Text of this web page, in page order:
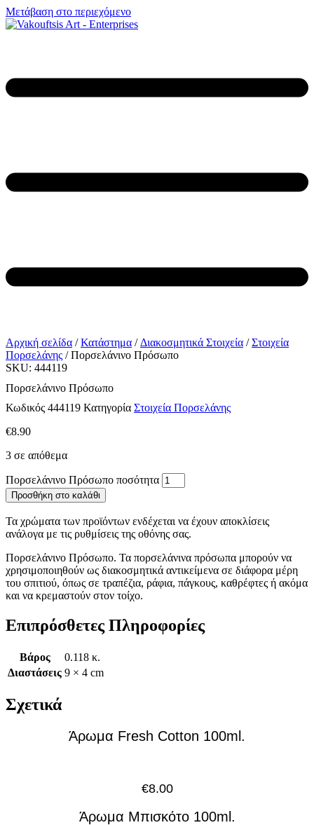
Μετάβαση στο περιεχόμενο
Αρχική σελίδα /Κατάστημα / Διακοσμητικά Στοιχεία /Στοιχεία
Πορσελάνης / Πορσελάνινο Πρόσωπο
SKU: 444119
Πορσελάνινο Πρόσωπο
Κωδικός 444119 Κατηγορία Στοιχεία Πορσελάνης
€8.90
3 σε απόθεμα
Πορσελάνινο Πρόσωπο ποσότητα
Προσθήκη στο καλάθι
Τα χρώματα των προϊόντων ενδέχεται να έχουν αποκλίσεις
ανάλογα με τις ρυθμίσεις της οθόνης σας.
Πορσελάνινο Πρόσωπο. Τα πορσελάνινα πρόσωπα μπορούν να
χρησιμοποιηθούν ως διακοσμητικά αντικείμενα σε διάφορα μέρη
του σπιτιού, όπως σε τραπέζια, ράφια, πάγκους, καθρέφτες ή ακόμα
και να κρεμαστούν στον τοίχο.
Επιπρόσθετες Πληροφορίες
Βάρος
0.118 κ.
Διαστάσεις 9 × 4 cm
Σχετικά
Άρωμα Fresh Cotton 100ml.
€8.00
Άρωμα Μπισκότο 100ml.